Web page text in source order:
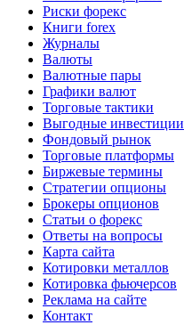
Риски форекс
Книги forex
Журналы
Валюты
Валютные пары
Графики валют
Торговые тактики
Выгодные инвестиции
Фондовый рынок
Торговые платформы
Биржевые термины
Стратегии опционы
Брокеры опционов
Статьи о форекс
Ответы на вопросы
Карта сайта
Котировки металлов
Котировка фьючерсов
Реклама на сайте
Контакт